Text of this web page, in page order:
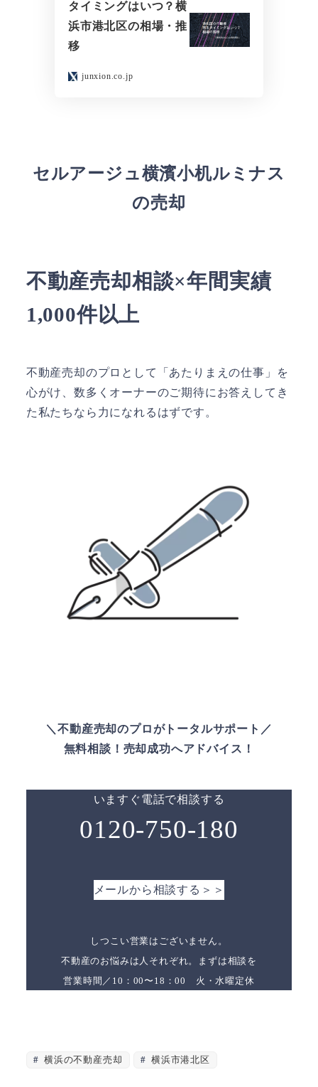
タイミングはいつ？横
浜市港北区の相場・推
移
junxion.co.jp
セルアージュ横濱小机ルミナス
の売却
不動産売却相談×年間実績
1,000件以上
不動産売却のプロとして「あたりまえの仕事」を
心がけ、数多くオーナーのご期待にお答えしてき
た私たちなら力になれるはずです。
＼不動産売却のプロがトータルサポート／
無料相談！売却成功へアドバイス！
いますぐ電話で相談する
0120-750-180
メールから相談する＞＞
しつこい営業はございません。
不動産のお悩みは人それぞれ。まずは相談を
営業時間／10：00〜18：00 火・水曜定休
横浜の不動産売却 横浜市港北区